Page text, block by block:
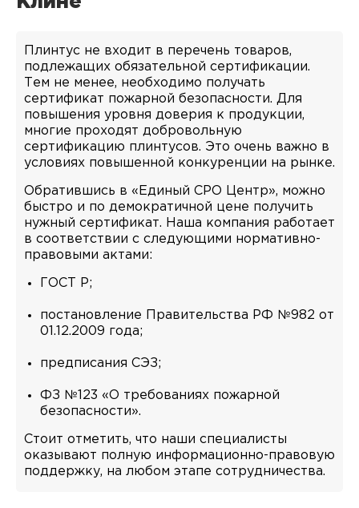
Плинтус не входит в перечень товаров,
подлежащих обязательной сертификации.
Тем не менее, необходимо получать
сертификат пожарной безопасности. Для
повышения уровня доверия к продукции,
многие проходят добровольную
сертификацию плинтусов. Это очень важно в
условиях повышенной конкуренции на рынке.
Обратившись в «Единый СРО Центр», можно
быстро и по демократичной цене получить
нужный сертификат. Наша компания работает
в соответствии с следующими нормативно-
правовыми актами:
ГОСТ Р;
постановление Правительства РФ №982 от
01.12.2009 года;
предписания СЭЗ;
ФЗ №123 «О требованиях пожарной
безопасности».
Стоит отметить, что наши специалисты
оказывают полную информационно-правовую
поддержку, на любом этапе сотрудничества.